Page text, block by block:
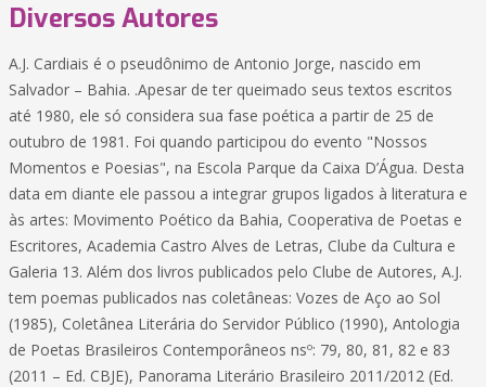
Diversos Autores
A.J. Cardiais é o pseudônimo de Antonio Jorge, nascido em
Salvador – Bahia. .Apesar de ter queimado seus textos escritos
até 1980, ele só considera sua fase poética a partir de 25 de
outubro de 1981. Foi quando participou do evento "Nossos
Momentos e Poesias", na Escola Parque da Caixa D’Água. Desta
data em diante ele passou a integrar grupos ligados à literatura e
às artes: Movimento Poético da Bahia, Cooperativa de Poetas e
Escritores, Academia Castro Alves de Letras, Clube da Cultura e
Galeria 13. Além dos livros publicados pelo Clube de Autores, A.J.
tem poemas publicados nas coletâneas: Vozes de Aço ao Sol
(1985), Coletânea Literária do Servidor Público (1990), Antologia
de Poetas Brasileiros Contemporâneos nsº: 79, 80, 81, 82 e 83
(2011 – Ed. CBJE), Panorama Literário Brasileiro 2011/2012 (Ed.